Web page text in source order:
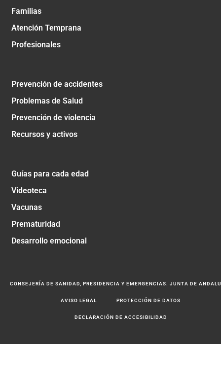
Familias
Atención Temprana
Profesionales
Prevención de accidentes
Problemas de Salud
Prevención de violencia
Recursos y activos
Guías para cada edad
Videoteca
Vacunas
Prematuridad
Desarrollo emocional
CONSEJERÍA DE SANIDAD, PRESIDENCIA Y EMERGENCIAS. JUNTA DE
AVISO LEGAL PROTECCIÓN DE DATOS
DECLARACIÓN DE ACCESIBILIDAD